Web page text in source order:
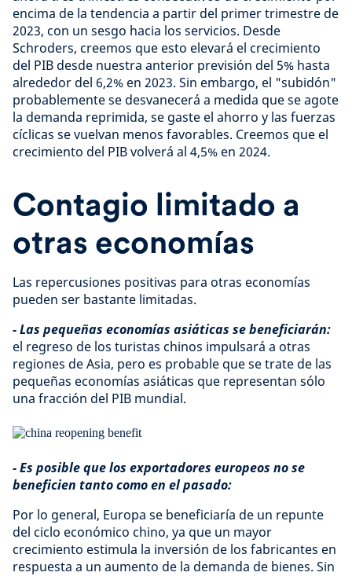
encima de la tendencia a partir del primer trimestre de
2023, con un sesgo hacia los servicios. Desde
Schroders, creemos que esto elevará el crecimiento
del PIB desde nuestra anterior previsión del 5% hasta
alrededor del 6,2% en 2023. Sin embargo, el "subidón"
probablemente se desvanecerá a medida que se agote
la demanda reprimida, se gaste el ahorro y las fuerzas
cíclicas se vuelvan menos favorables. Creemos que el
crecimiento del PIB volverá al 4,5% en 2024.
Contagio limitado a
otras economías
Las repercusiones positivas para otras economías
pueden ser bastante limitadas.
- Las pequeñas economías asiáticas se beneficiarán:
el regreso de los turistas chinos impulsará a otras
regiones de Asia, pero es probable que se trate de las
pequeñas economías asiáticas que representan sólo
una fracción del PIB mundial.
- Es posible que los exportadores europeos no se
beneficien tanto como en el pasado:
Por lo general, Europa se beneficiaría de un repunte
del ciclo económico chino, ya que un mayor
crecimiento estimula la inversión de los fabricantes en
respuesta a un aumento de la demanda de bienes. Sin